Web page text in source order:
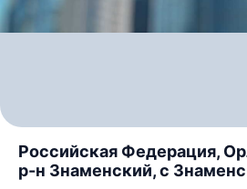
Российская Федерация,
р-н Знаменский, с